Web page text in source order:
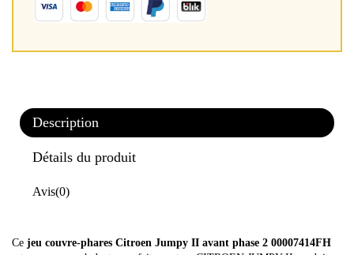
Description
Détails du produit
Avis(0)
Ce jeu couvre-phares Citroen Jumpy II avant phase 2 00007414FH